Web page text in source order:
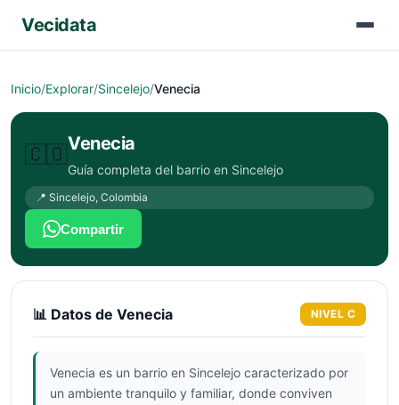
Vecidata
Inicio/Explorar/Sincelejo/Venecia
🇨🇴Venecia
Guía completa del barrio en Sincelejo
📍 Sincelejo, Colombia
Compartir
📊 Datos de Venecia NIVEL C
Venecia es un barrio en Sincelejo caracterizado por
un ambiente tranquilo y familiar, donde conviven